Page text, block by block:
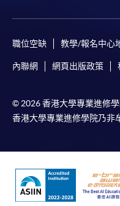
職位空缺 教學/報名中心
內聯網 網頁出版政策
© 2026 香港大學專業進修
香港大學專業進修學院乃非